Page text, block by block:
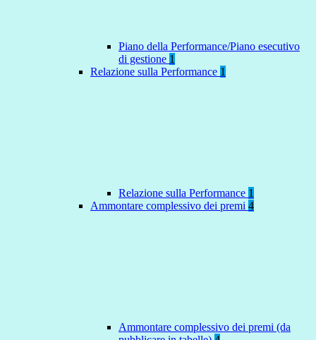
Piano della Performance/Piano esecutivo
di gestione 1
Relazione sulla Performance 1
Relazione sulla Performance 1
Ammontare complessivo dei premi 4
Ammontare complessivo dei premi (da